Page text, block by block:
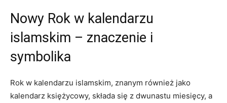
Nowy Rok w kalendarzu
islamskim – znaczenie i
symbolika
Rok w kalendarzu islamskim, znanym również jako
kalendarz księżycowy, składa się z dwunastu miesięcy, a